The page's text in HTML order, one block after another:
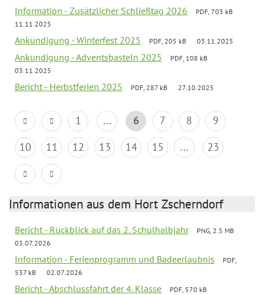
Information - Zusätzlicher Schließtag 2026
PDF, 703 kB
11.11.2025
Ankündigung - Winterfest 2025 PDF, 205 kB 03.11.2025
Ankündigung - Adventsbasteln 2025
PDF, 108 kB
03.11.2025
Bericht - Herbstferien 2025 PDF, 287 kB 27.10.2025
1 ... 6 7 8
9
10
11 12 13 14 15 ... 23
Informationen aus dem Hort Zscherndorf
Bericht - Rückblick auf das 2. Schulhalbjahr
PNG, 2.5 MB
03.07.2026
Information - Ferienprogramm und Badeerlaubnis
PDF,
537 kB
02.07.2026
Bericht - Abschlussfahrt der 4. Klasse
PDF, 570 kB